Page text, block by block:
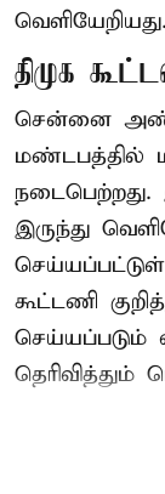
வெளியேறியது.
திமுக
சென்னை
மண்டபத்தில்
நடைபெற்றது.
இருந்து
கூட்டணி
செய்யப்படும்
தெரிவித்தும்